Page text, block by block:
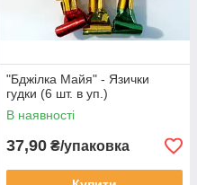
"Бджілка Майя" - Язички
гудки (6 шт. в уп.)
В наявності
37,90 ₴/упаковка